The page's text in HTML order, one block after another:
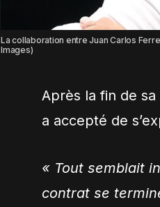
La collaboration entre Juan Carlos
Images)
Après la fin de
a accepté de
« Tout semblait
contrat se